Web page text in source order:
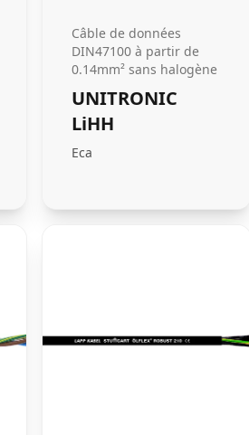
Câble de données
DIN47100 à partir de
0.14mm² sans halogène
UNITRONIC
LiHH
Eca